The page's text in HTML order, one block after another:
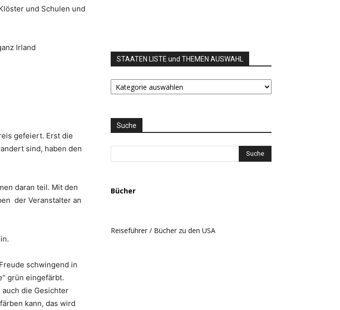
und Schulen und
Irland
gefeiert. Erst die
sind, haben den
daran teil. Mit den
der Veranstalter an
schwingend in
grün eingefärbt.
die Gesichter
kann, das wird
STAATEN LISTE und THEMEN AUSWAHL
STAATEN
LISTE
AUSWAHL
Suche
Bücher
Reiseführer / Bücher zu den USA